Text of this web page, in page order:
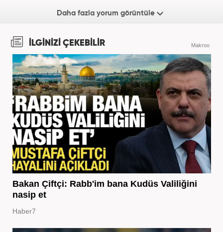
Daha fazla yorum görüntüle
İLGİNİZİ ÇEKEBİLİR Makroo
Bakan Çiftçi: Rabb'im bana Kudüs Valiliğini
nasip et
Haber7